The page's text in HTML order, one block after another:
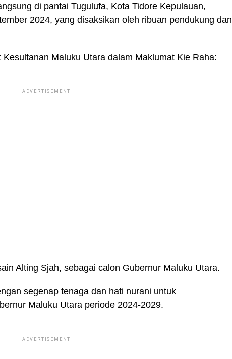
di pantai Tugulufa, Kota Tidore Kepulauan,
2024, yang disaksikan oleh ribuan pendukung dan
Maluku Utara dalam Maklumat Kie Raha:
ADVERTISEMENT
Alting Sjah, sebagai calon Gubernur Maluku Utara.
segenap tenaga dan hati nurani untuk
Maluku Utara periode 2024-2029.
ADVERTISEMENT